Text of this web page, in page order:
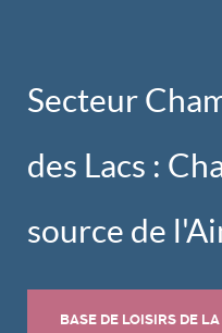
Secteur
des Lacs :
source de
BASE DE LOISIRS DE